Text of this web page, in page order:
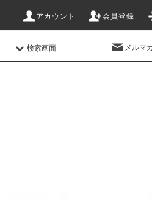
アカウント 会員登録
検索画面 メルマ